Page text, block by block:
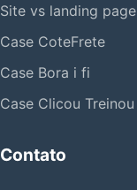
Site vs landing page
Case CoteFrete
Case Bora i fi
Case Clicou Treinou
Contato